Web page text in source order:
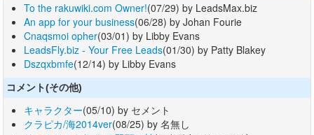
To the rakuwiki.com Owner!(07/29) by LeadsMax.biz
An app for your business(06/28) by Johan Fourie
Cnaqsmoi opher(03/01) by Libby Evans
LeadsFly.biz - Your Free Leads(01/30) by Patty Blakey
Dszqxbmfe(12/14) by Libby Evans
コメント(その他)
キャラクター(05/10) by セメント
クラピカ/海2014ver(08/25) by 名無し